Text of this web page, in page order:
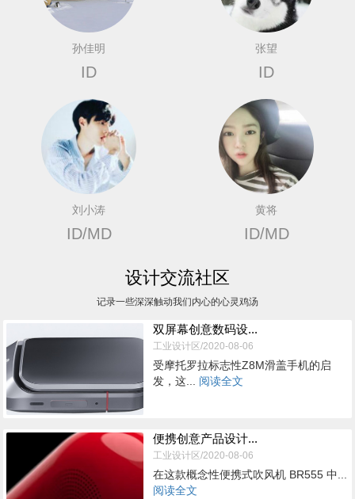
孙佳明
ID
张望
ID
刘小涛
ID/MD
黄将
ID/MD
设计交流社区
记录一些深深触动我们内心的心灵鸡汤
双屏幕创意数码设...
工业设计区/2020-08-06
受摩托罗拉标志性Z8M滑盖手机的启
发，这... 阅读全文
便携创意产品设计...
工业设计区/2020-08-06
在这款概念性便携式吹风机 BR555 中...
阅读全文